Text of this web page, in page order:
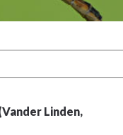
Linden,